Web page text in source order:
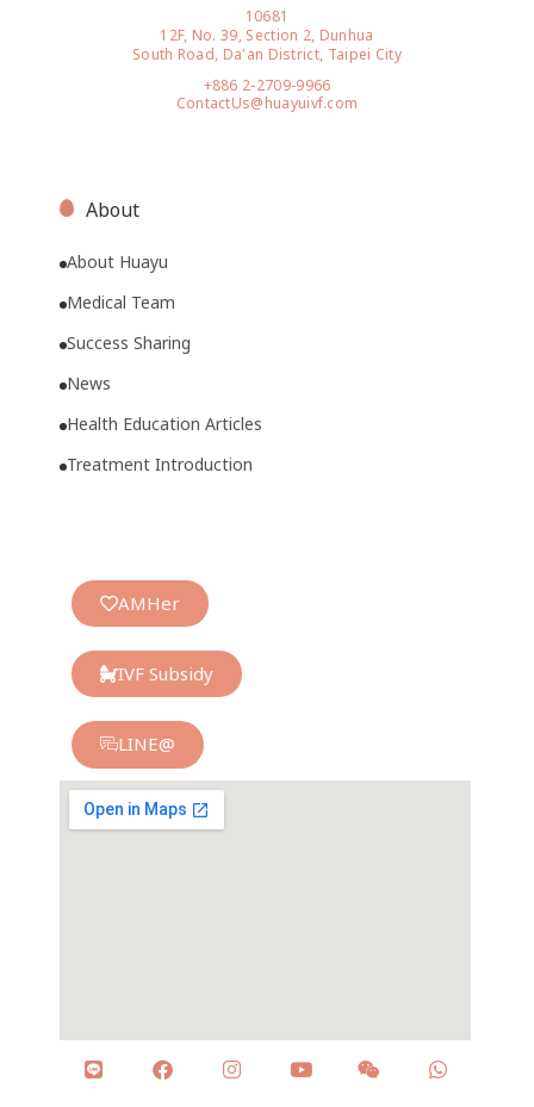
10681
12F, No. 39, Section 2, Dunhua
South Road, Da'an District, Taipei City
+886 2-2709-9966
ContactUs@huayuivf.com
About
About Huayu
Medical Team
Success Sharing
News
Health Education Articles
Treatment Introduction
AMHer
IVF Subsidy
LINE@